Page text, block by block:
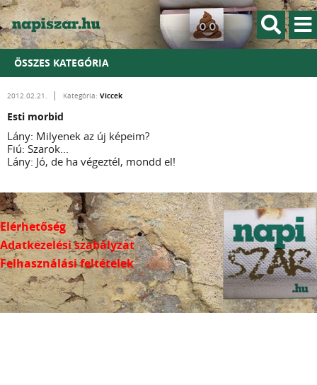
ÖSSZES KATEGÓRIA
2012.02.21. Kategória: Viccek
Esti morbid
Lány: Milyenek az új képeim?
Fiú: Szarok...
Lány: Jó, de ha végeztél, mondd el!
Elérhetőség
Adatkezelési szabályzat
Felhasználási feltételek